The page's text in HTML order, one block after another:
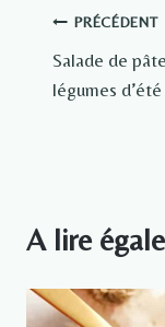
Navigation
de
PRÉCÉDENT
Salade de
légumes d’été
A lire